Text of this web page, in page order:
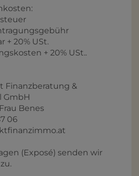
+ 20% USt.
+ 20% USt..
Finanzberatung &
GmbH
Benes
06
(Exposé) senden wir